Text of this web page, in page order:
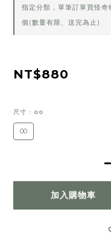
指定分類，單筆訂單買怪
個(數量有限、送完為止)
NT$880
尺寸 : 00
00
加入購物車